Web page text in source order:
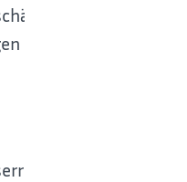
nach öffentlich-
Erlaubnis